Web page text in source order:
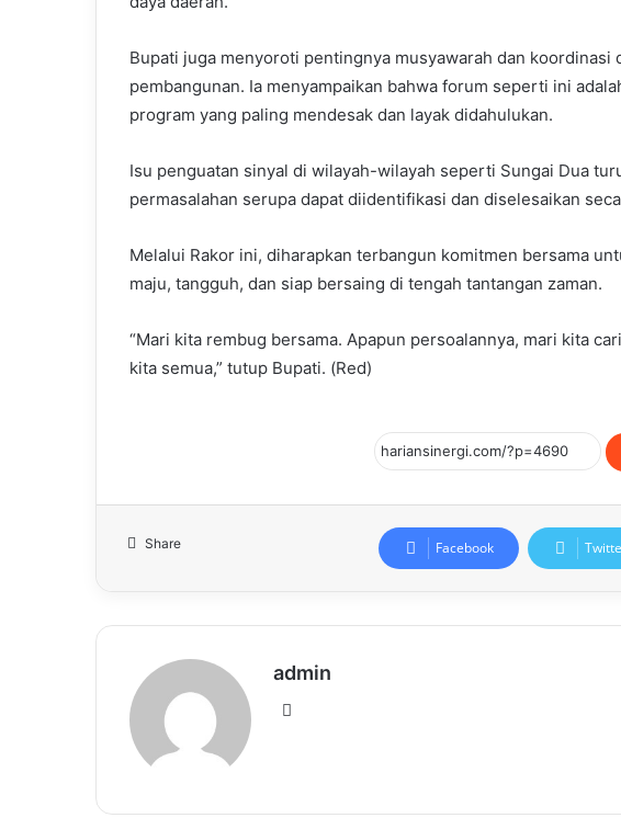
Bupati juga menyoroti pentingnya musyawarah dan koordinasi
pembangunan. Ia menyampaikan bahwa forum seperti ini
program yang paling mendesak dan layak didahulukan.
Isu penguatan sinyal di wilayah-wilayah seperti Sungai Dua
permasalahan serupa dapat diidentifikasi dan diselesaikan
Melalui Rakor ini, diharapkan terbangun komitmen bersama
maju, tangguh, dan siap bersaing di tengah tantangan zaman.
“Mari kita rembug bersama. Apapun persoalannya, mari kita
kita semua,” tutup Bupati. (Red)
Share Facebook
admin